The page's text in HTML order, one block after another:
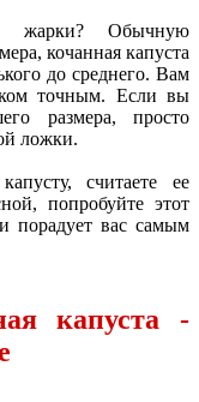
жарки? Обычную
кочанная капуста
до среднего. Вам
точным. Если вы
размера, просто
ложки.
считаете ее
попробуйте этот
порадует вас самым
капуста -